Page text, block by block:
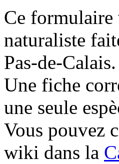
Ce formulaire
naturaliste
Pas-de-Calais.
Une fiche
une seule
Vous pouvez
wiki dans la